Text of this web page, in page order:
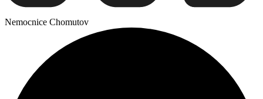
Nemocnice Chomutov